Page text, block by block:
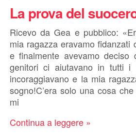
La prova del
Ricevo da Gea e pubblico:
mia ragazza eravamo fidanzati
e finalmente avevamo deciso
genitori ci aiutavano in tutti i
incoraggiavano e la mia
sogno!C’era solo una cosa
mi
Continua a leggere »